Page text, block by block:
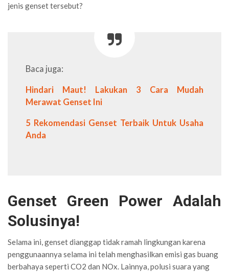
jenis genset tersebut?
Baca juga:
Hindari Maut! Lakukan 3 Cara Mudah
Merawat Genset Ini
5 Rekomendasi Genset Terbaik Untuk Usaha
Anda
Genset Green Power Adalah
Solusinya!
Selama ini, genset dianggap tidak ramah lingkungan karena
penggunaannya selama ini telah menghasilkan emisi gas buang
berbahaya seperti CO2 dan NOx. Lainnya, polusi suara yang